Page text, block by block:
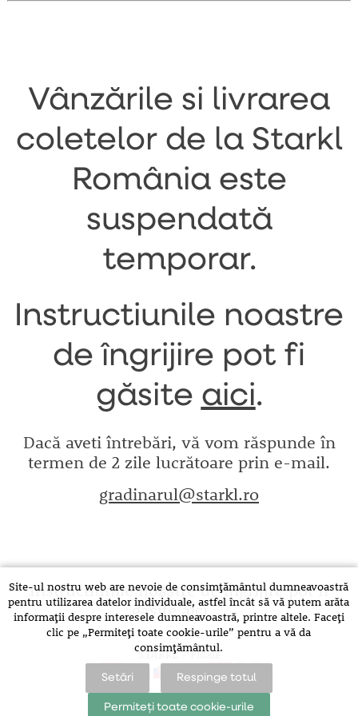
Vânzările si livrarea
coletelor de la Starkl
România este
suspendată
temporar.
Instructiunile noastre
de îngrijire pot fi
găsite aici.
Dacă aveti întrebări, vă vom răspunde în
termen de 2 zile lucrătoare prin e-mail.
gradinarul@starkl.ro
Instructiunile noastre de îngrijire pot fi
găsiteaici.
STARKL - Filiale
Site-ul nostru web are nevoie de consimțământul dumneavoastră
pentru utilizarea datelor individuale, astfel încât să vă putem arăta
informații despre interesele dumneavoastră, printre altele. Faceți
clic pe „Permiteți toate cookie-urile” pentru a vă da
consimțământul.
Setări Respinge totul
Permiteți toate cookie-urile